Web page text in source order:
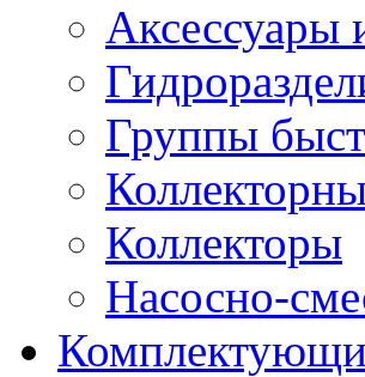
Аксессуары
Группы
Коллекторы
Насосно-